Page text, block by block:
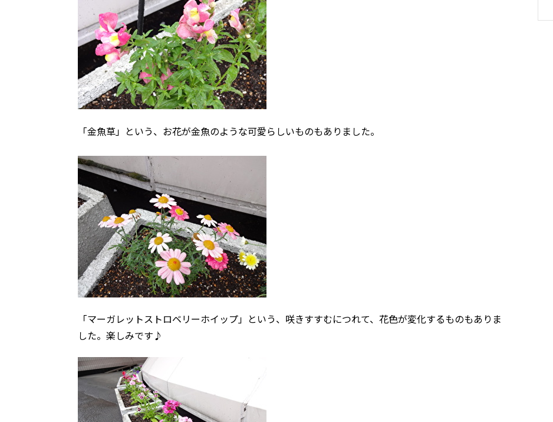
「金魚草」という、お花が金魚のような可愛らしいものもありました。
「マーガレットストロベリーホイップ」という、咲きすすむにつれて、花色が変化するものもありま
した。楽しみです♪